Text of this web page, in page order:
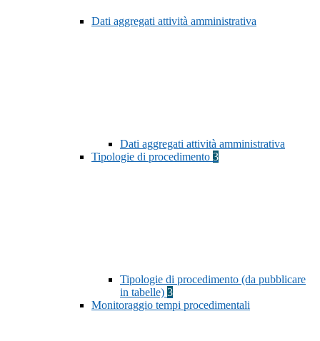
Dati aggregati attività amministrativa
Dati aggregati attività amministrativa
Tipologie di procedimento 3
Tipologie di procedimento (da pubblicare
in tabelle) 3
Monitoraggio tempi procedimentali